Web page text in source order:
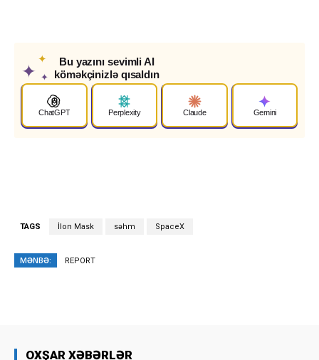
✦
✦
✦
Bu yazını sevimli AI
köməkçinizlə qısaldın
ChatGPT Perplexity Claude Gemini
TAGS İlon Mask səhm SpaceX
MƏNBƏ: REPORT
OXŞAR XƏBƏRLƏR